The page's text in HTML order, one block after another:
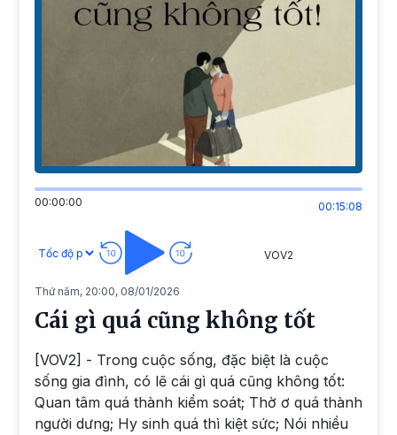
00:00:00 00:15:08
VOV2
Thứ năm, 20:00, 08/01/2026
Cái gì quá cũng không tốt
[VOV2] - Trong cuộc sống, đặc biệt là cuộc
sống gia đình, có lẽ cái gì quá cũng không tốt:
Quan tâm quá thành kiểm soát; Thờ ơ quá thành
người dưng; Hy sinh quá thì kiệt sức; Nói nhiều